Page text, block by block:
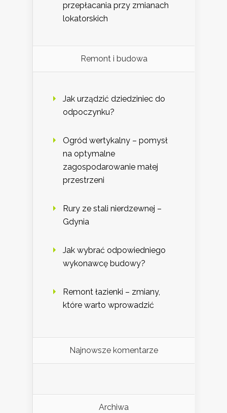
przepłacania przy zmianach
lokatorskich
Remont i budowa
Jak urządzić dziedziniec do
odpoczynku?
Ogród wertykalny – pomysł
na optymalne
zagospodarowanie małej
przestrzeni
Rury ze stali nierdzewnej –
Gdynia
Jak wybrać odpowiedniego
wykonawcę budowy?
Remont łazienki – zmiany,
które warto wprowadzić
Najnowsze komentarze
Archiwa